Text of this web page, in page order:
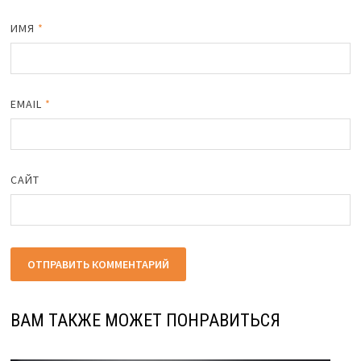
ИМЯ *
EMAIL *
САЙТ
ВАМ ТАКЖЕ МОЖЕТ ПОНРАВИТЬСЯ